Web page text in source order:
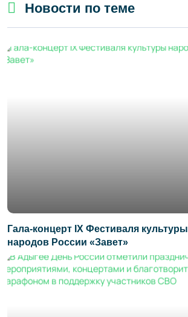
Новости по теме
Гала-концерт IX Фестиваля культуры
народов России «Завет»